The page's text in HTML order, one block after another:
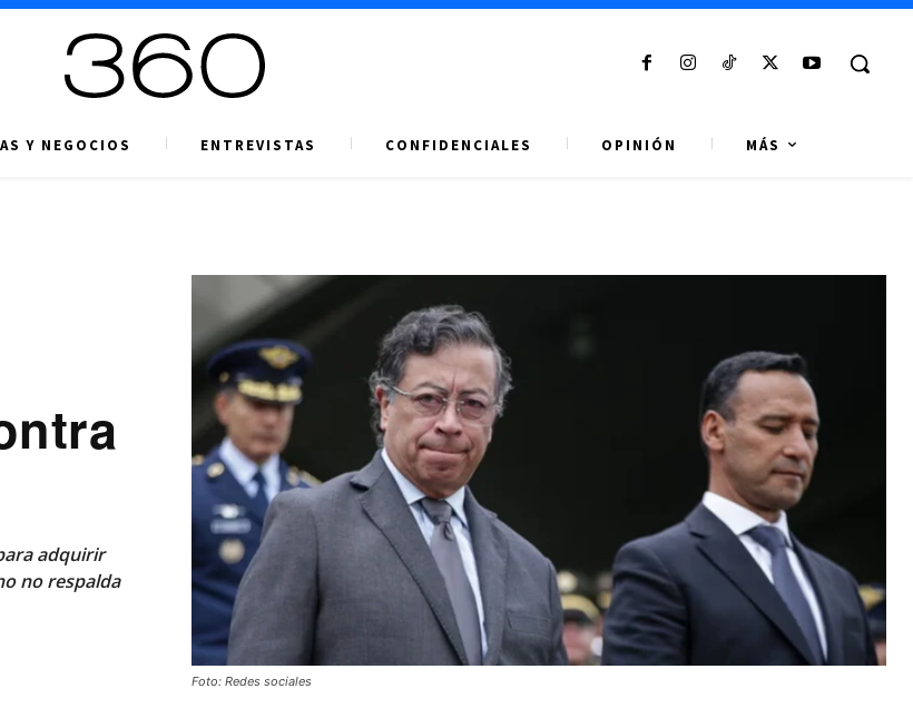
Y NEGOCIOS ENTREVISTAS CONFIDENCIALES OPINIÓN MÁS
adquirir
no respalda
Foto: Redes sociales